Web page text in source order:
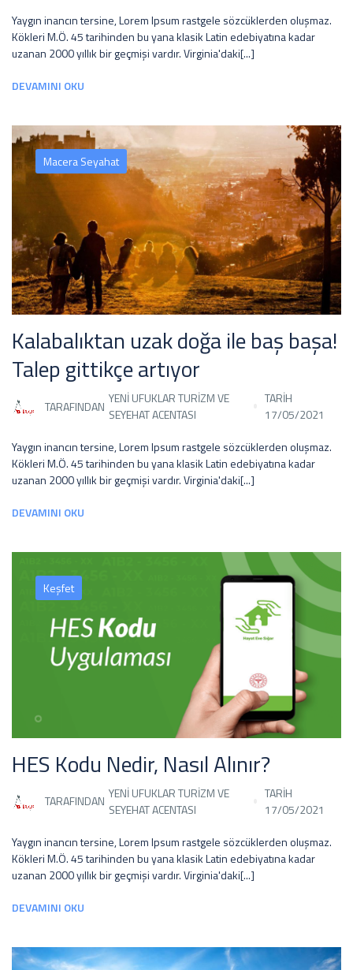
Yaygın inancın tersine, Lorem Ipsum rastgele sözcüklerden oluşmaz.
Kökleri M.Ö. 45 tarihinden bu yana klasik Latin edebiyatına kadar
uzanan 2000 yıllık bir geçmişi vardır. Virginia'daki[...]
DEVAMINI OKU
Macera Seyahat
Kalabalıktan uzak doğa ile baş başa!
Talep gittikçe artıyor
TARAFINDAN YENI UFUKLAR TURIZM VE
SEYEHAT ACENTASI
TARİH
17/05/2021
Yaygın inancın tersine, Lorem Ipsum rastgele sözcüklerden oluşmaz.
Kökleri M.Ö. 45 tarihinden bu yana klasik Latin edebiyatına kadar
uzanan 2000 yıllık bir geçmişi vardır. Virginia'daki[...]
DEVAMINI OKU
Keşfet
HES Kodu Nedir, Nasıl Alınır?
TARAFINDAN YENI UFUKLAR TURIZM VE
SEYEHAT ACENTASI
TARİH
17/05/2021
Yaygın inancın tersine, Lorem Ipsum rastgele sözcüklerden oluşmaz.
Kökleri M.Ö. 45 tarihinden bu yana klasik Latin edebiyatına kadar
uzanan 2000 yıllık bir geçmişi vardır. Virginia'daki[...]
DEVAMINI OKU